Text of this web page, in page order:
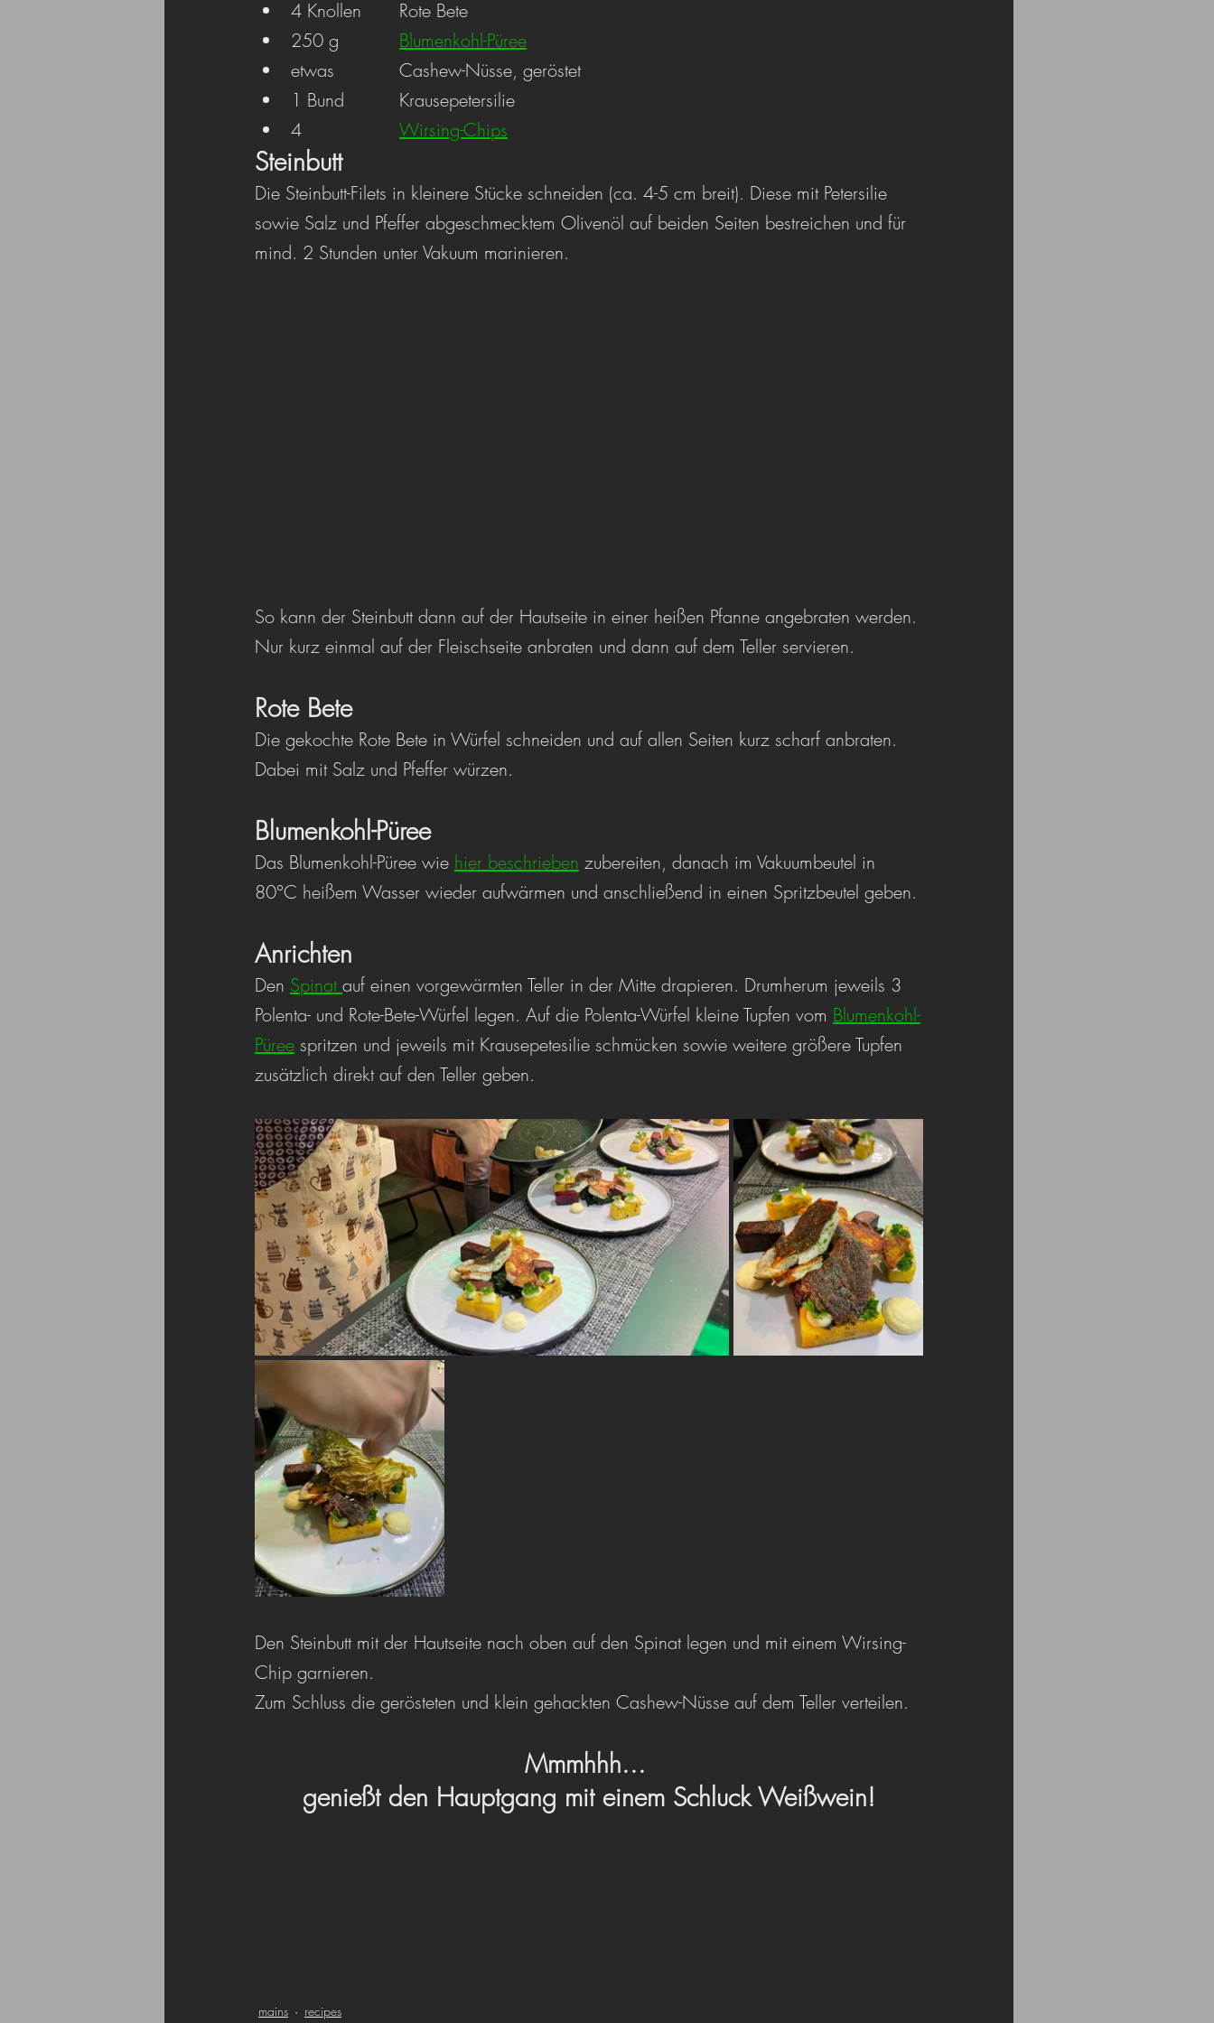
4 Knollen	Rote Bete
Blumenkohl-Püree
etwas		Cashew-Nüsse, geröstet
1 Bund		Krausepetersilie
Wirsing-Chips
Steinbutt
Die Steinbutt-Filets in kleinere Stücke schneiden (ca. 4-5 cm breit). Diese mit Petersilie
sowie Salz und Pfeffer abgeschmecktem Olivenöl auf beiden Seiten bestreichen und für
mind. 2 Stunden unter Vakuum marinieren.
So kann der Steinbutt dann auf der Hautseite in einer heißen Pfanne angebraten werden.
Nur kurz einmal auf der Fleischseite anbraten und dann auf dem Teller servieren.
Rote Bete
Die gekochte Rote Bete in Würfel schneiden und auf allen Seiten kurz scharf anbraten.
Dabei mit Salz und Pfeffer würzen.
Blumenkohl-Püree
Das Blumenkohl-Püree wie hier beschrieben zubereiten, danach im Vakuumbeutel in
80°C heißem Wasser wieder aufwärmen und anschließend in einen Spritzbeutel geben.
Anrichten
Den Spinat auf einen vorgewärmten Teller in der Mitte drapieren. Drumherum jeweils 3
Polenta- und Rote-Bete-Würfel legen. Auf die Polenta-Würfel kleine Tupfen vom Blumenkohl-
Püree spritzen und jeweils mit Krausepetesilie schmücken sowie weitere größere Tupfen
zusätzlich direkt auf den Teller geben.
Den Steinbutt mit der Hautseite nach oben auf den Spinat legen und mit einem Wirsing-
Chip garnieren.
Zum Schluss die gerösteten und klein gehackten Cashew-Nüsse auf dem Teller verteilen.
Mmmhhh...
genießt den Hauptgang mit einem Schluck Weißwein!
mains recipes